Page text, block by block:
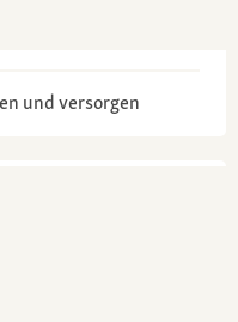
und versorgen